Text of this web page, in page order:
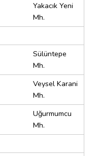
Yakacık Yeni
Mh.
Sülüntepe
Mh.
Veysel Karani
Mh.
Uğurmumcu
Mh.